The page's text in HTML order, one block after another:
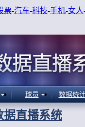
票-汽车-科技-手机-女人
球员 数据统
据直播系统